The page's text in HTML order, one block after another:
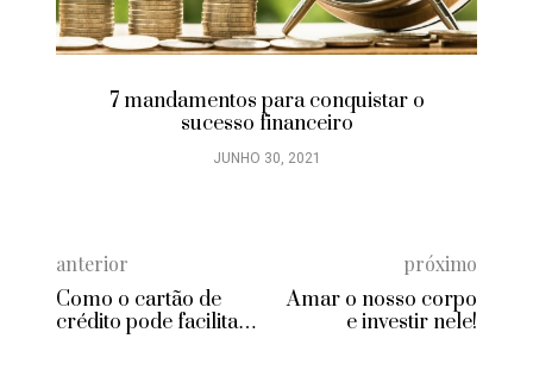
7 mandamentos para conquistar o
sucesso financeiro
JUNHO 30, 2021
anterior
Como o cartão de
crédito pode facilitar
próximo
Amar o nosso corpo
e investir nele!